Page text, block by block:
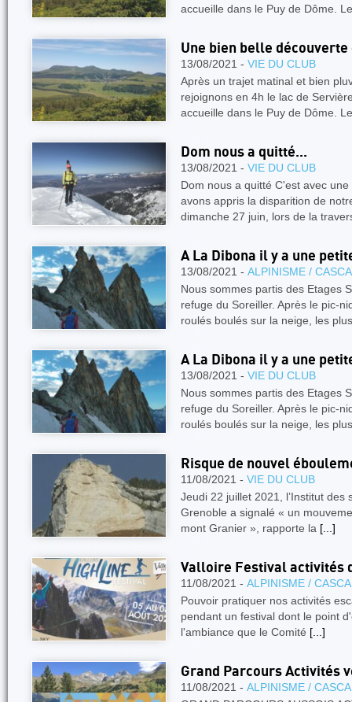
accueille dans le Puy de Dôme.
Une bien belle découverte
13/08/2021 - VIE DU CLUB
Après un trajet matinal et bien
rejoignons en 4h le lac de
accueille dans le Puy de Dôme.
Dom nous a quitté...
13/08/2021 - VIE DU CLUB
Dom nous a quitté C'est avec
avons appris la disparition de
dimanche 27 juin, lors de la
A La Dibona il y a une
13/08/2021 - ALPINISME /
Nous sommes partis des Etages
refuge du Soreiller. Après le pic-
roulés boulés sur la neige, les
A La Dibona il y a une
13/08/2021 - VIE DU CLUB
Nous sommes partis des Etages
refuge du Soreiller. Après le pic-
roulés boulés sur la neige, les
Risque de nouvel
11/08/2021 - VIE DU CLUB
Jeudi 22 juillet 2021, l’Institut
Grenoble a signalé « un
mont Granier », rapporte la [...]
Valloire Festival activités
11/08/2021 - ALPINISME /
Pouvoir pratiquer nos activités
pendant un festival dont le point
l'ambiance que le Comité [...]
Grand Parcours Activités
11/08/2021 - ALPINISME /